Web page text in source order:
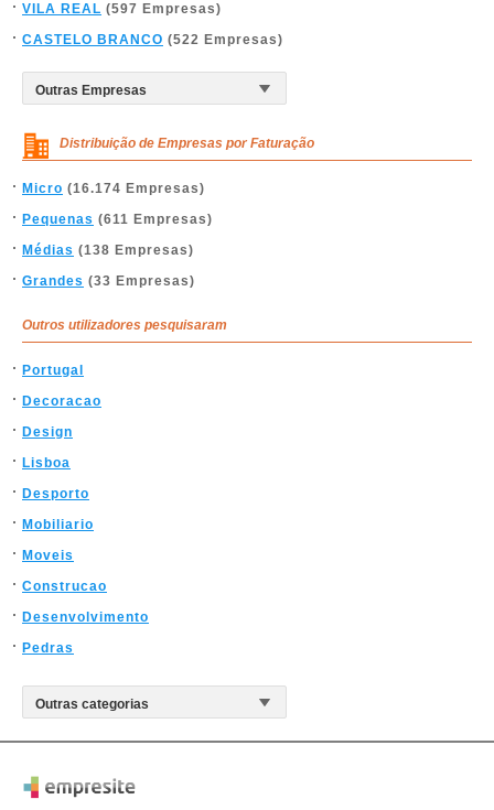
VILA REAL (597 Empresas)
CASTELO BRANCO (522 Empresas)
Distribuição de Empresas por Faturação
Micro (16.174 Empresas)
Pequenas (611 Empresas)
Médias (138 Empresas)
Grandes (33 Empresas)
Outros utilizadores pesquisaram
Portugal
Decoracao
Design
Lisboa
Desporto
Mobiliario
Moveis
Construcao
Desenvolvimento
Pedras